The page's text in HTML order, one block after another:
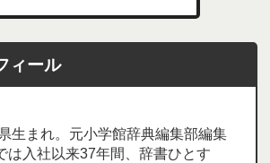
ィール
生まれ。元小学館辞典編集部編集
は入社以来37年間、辞書ひとす